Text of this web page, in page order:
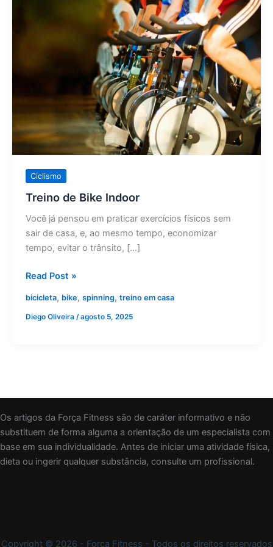
Ciclismo
Treino de Bike Indoor
Você já pensou em praticar exercícios físicos sem
sair de casa, e, ao mesmo tempo, economizar
tempo, evitar o trânsito, […]
Read Post »
bicicleta, bike, spinning, treino em casa
Diego Oliveira /agosto 5, 2025
Os artigos da Força Fitness são de caráter informativo e não
substituem de forma alguma a orientação de um especialista com
base em sua individualidade. Antes de iniciar uma atividade física,
dieta ou ingerir qualquer substância, consulte um profissional.
Copyright © 2026 - Força Fitness - Todos os direitos reservados